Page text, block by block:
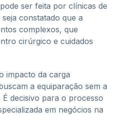
ser feita por clínicas de
constatado que a
complexos, que
cirúrgico e cuidados
impacto da carga
a equiparação sem a
decisivo para o processo
em negócios na